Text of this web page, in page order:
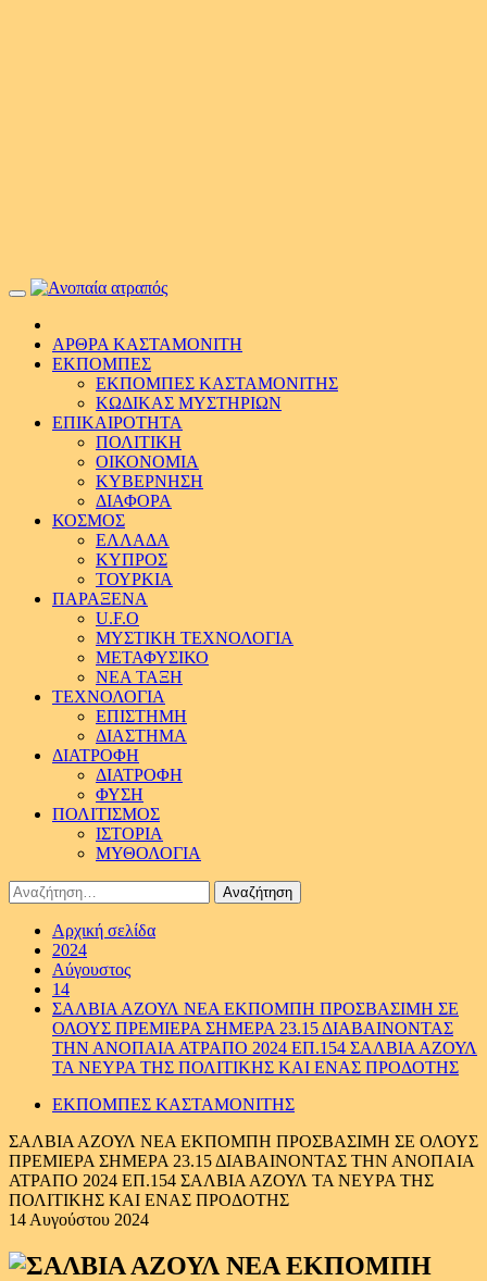
Primary
ΑΡΘΡΑ ΚΑΣΤΑΜΟΝΙΤΗ
ΕΚΠΟΜΠΕΣ
ΕΚΠΟΜΠΕΣ ΚΑΣΤΑΜΟΝΙΤΗΣ
ΚΩΔΙΚΑΣ ΜΥΣΤΗΡΙΩΝ
ΕΠΙΚΑΙΡΟΤΗΤΑ
ΠΟΛΙΤΙΚΗ
ΟΙΚΟΝΟΜΙΑ
ΚΥΒΕΡΝΗΣΗ
ΔΙΑΦΟΡΑ
ΚΟΣΜΟΣ
ΕΛΛΑΔΑ
ΚΥΠΡΟΣ
ΤΟΥΡΚΙΑ
ΠΑΡΑΞΕΝΑ
U.F.O
ΜΥΣΤΙΚΗ ΤΕΧΝΟΛΟΓΙΑ
ΜΕΤΑΦΥΣΙΚΟ
ΝΕΑ ΤΑΞΗ
ΤΕΧΝΟΛΟΓΙΑ
ΕΠΙΣΤΗΜΗ
ΔΙΑΣΤΗΜΑ
ΔΙΑΤΡΟΦΗ
ΔΙΑΤΡΟΦΗ
ΦΥΣΗ
ΠΟΛΙΤΙΣΜΟΣ
ΙΣΤΟΡΙΑ
ΜΥΘΟΛΟΓΙΑ
Αναζήτηση
για:
Αρχική σελίδα
2024
Αύγουστος
14
ΣΑΛΒΙΑ ΑΖΟΥΛ ΝΕΑ ΕΚΠΟΜΠΗ ΠΡΟΣΒΑΣΙΜΗ ΣΕ
ΟΛΟΥΣ ΠΡΕΜΙΕΡΑ ΣΗΜΕΡΑ 23.15 ΔΙΑΒΑΙΝΟΝΤΑΣ
ΤΗΝ ΑΝΟΠΑΙΑ ΑΤΡΑΠΟ 2024 ΕΠ.154 ΣΑΛΒΙΑ ΑΖΟΥΛ
ΤΑ ΝΕΥΡΑ ΤΗΣ ΠΟΛΙΤΙΚΗΣ ΚΑΙ ΕΝΑΣ ΠΡΟΔΟΤΗΣ
ΕΚΠΟΜΠΕΣ ΚΑΣΤΑΜΟΝΙΤΗΣ
ΣΑΛΒΙΑ ΑΖΟΥΛ ΝΕΑ ΕΚΠΟΜΠΗ ΠΡΟΣΒΑΣΙΜΗ ΣΕ ΟΛΟΥΣ
ΠΡΕΜΙΕΡΑ ΣΗΜΕΡΑ 23.15 ΔΙΑΒΑΙΝΟΝΤΑΣ ΤΗΝ ΑΝΟΠΑΙΑ
ΑΤΡΑΠΟ 2024 ΕΠ.154 ΣΑΛΒΙΑ ΑΖΟΥΛ ΤΑ ΝΕΥΡΑ ΤΗΣ
ΠΟΛΙΤΙΚΗΣ ΚΑΙ ΕΝΑΣ ΠΡΟΔΟΤΗΣ
14 Αυγούστου 2024